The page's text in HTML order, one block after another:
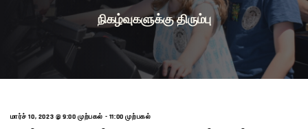
நிகழ்வுகளுக்கு திரும்பு
மார்ச் 10, 2023 @ 9:00 முற்பகல் - 11:00 முற்பகல்